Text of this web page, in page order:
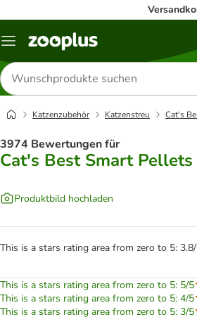
Menü
Produkte
suchen
Katzenzubehör Katzenstreu Cat's
3974 Bewertungen für
Cat's Best Smart
Produktbild hochladen
This is a stars rating area from zero to 5:
This is a stars rating area from zero to 5: 5/5
This is a stars rating area from zero to 5: 4/5
This is a stars rating area from zero to 5: 3/5